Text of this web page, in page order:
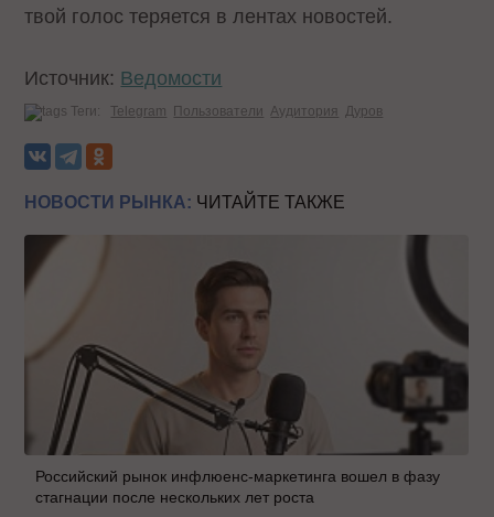
твой голос теряется в лентах новостей.
Источник: Ведомости
Теги: Telegram Пользователи Аудитория Дуров
НОВОСТИ РЫНКА: ЧИТАЙТЕ ТАКЖЕ
Российский рынок инфлюенс-маркетинга вошел в фазу
стагнации после нескольких лет роста